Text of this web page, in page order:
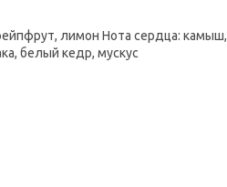
лимон Нота сердца: камыш,
белый кедр, мускус